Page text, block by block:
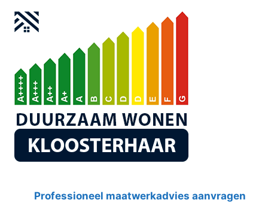
Professioneel maatwerkadvies aanvragen